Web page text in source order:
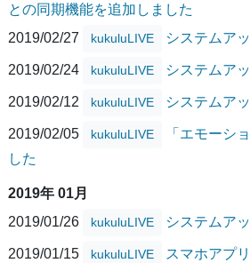
との同期機能を追加しました
2019/02/27
kukuluLIVE システムア
2019/02/24 kukuluLIVE システムア
2019/02/12 kukuluLIVE システムア
2019/02/05 kukuluLIVE
「エモーシ
した
2019年 01月
2019/01/26
kukuluLIVE システムア
2019/01/15 kukuluLIVE
スマホアプ